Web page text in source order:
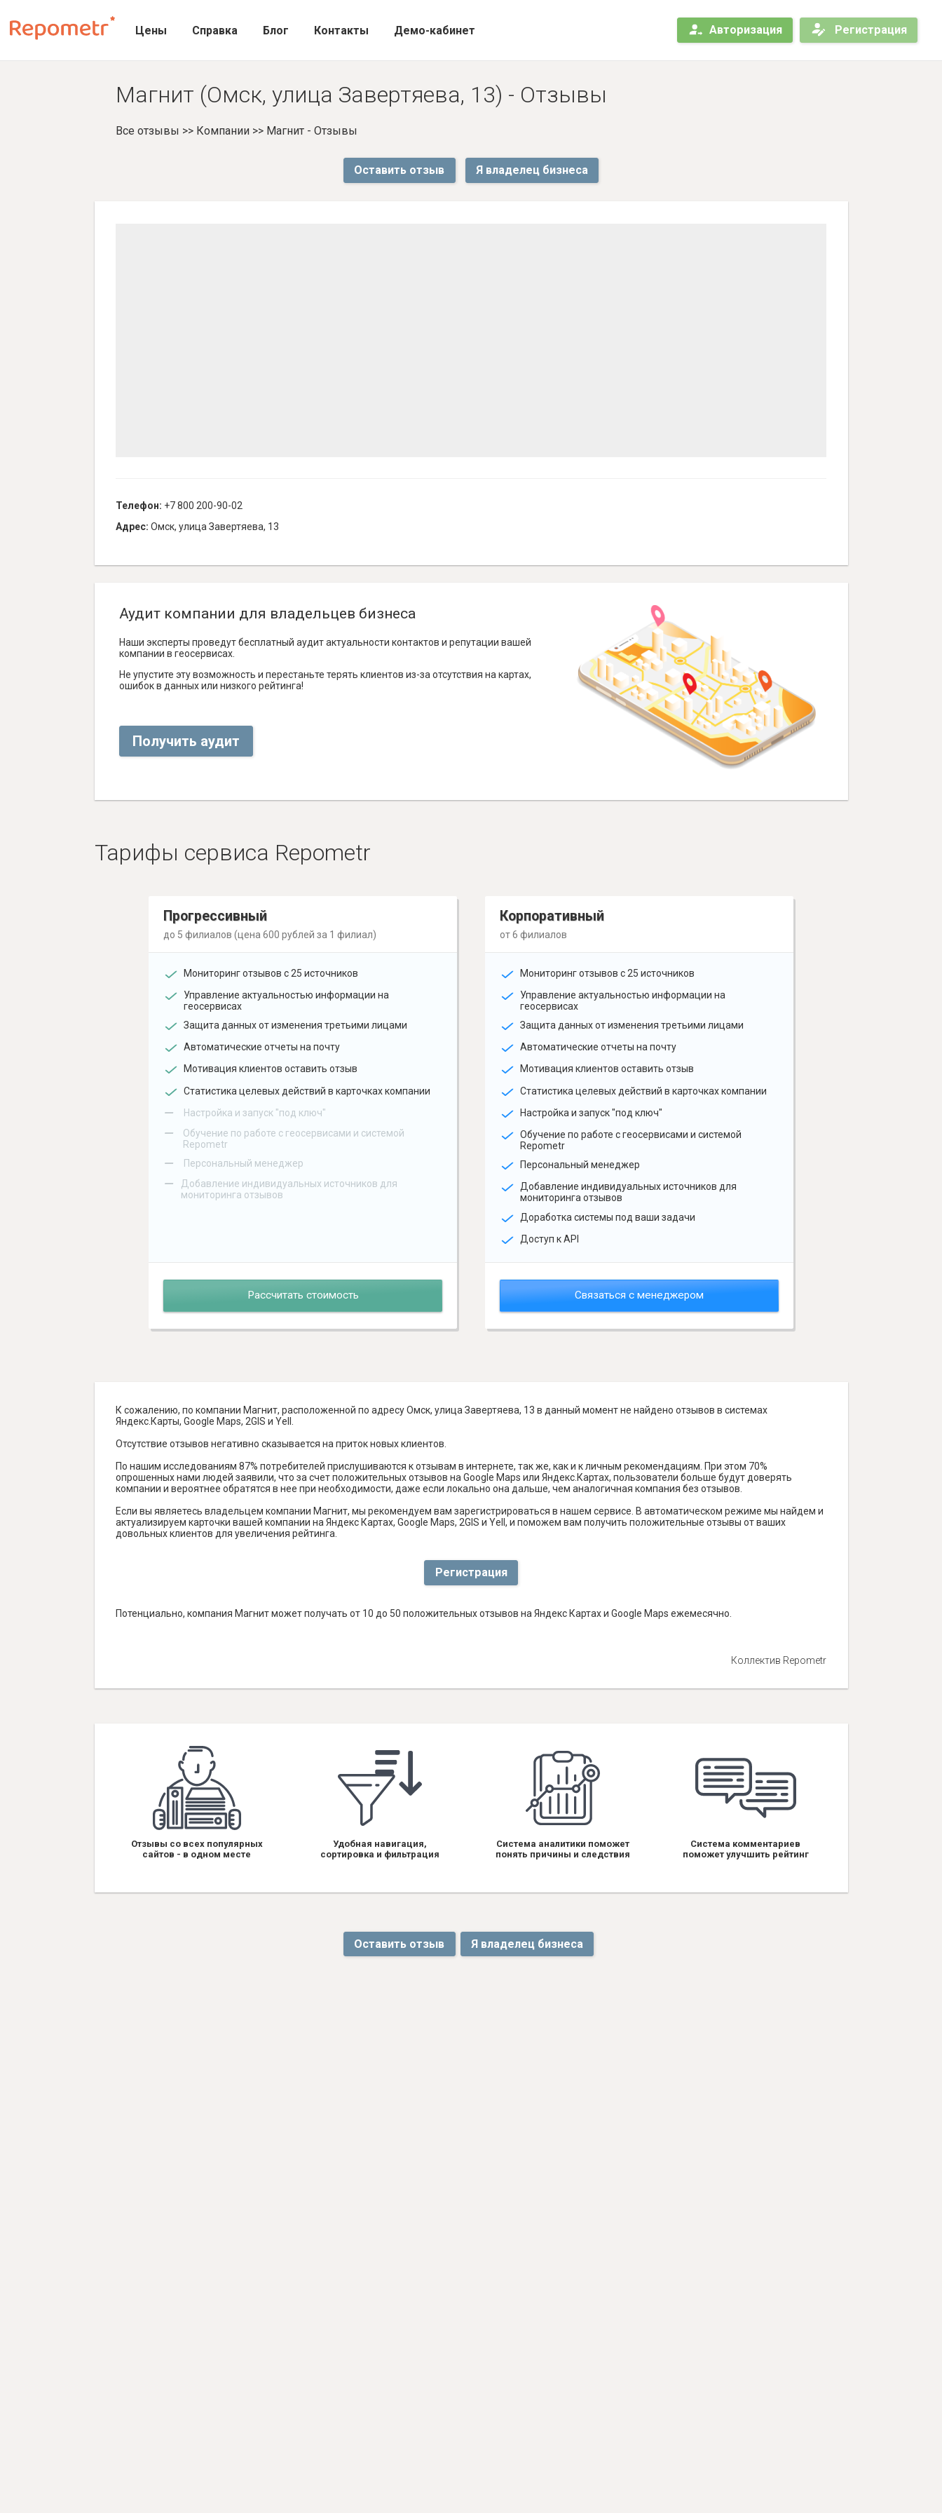
Цены Справка Блог Контакты Демо-кабинет Авторизация Регистрация
Магнит (Омск, улица Завертяева, 13) - Отзывы
Все отзывы >> Компании>> Магнит - Отзывы
Оставить отзыв Я владелец бизнеса
Телефон: +7 800 200-90-02
Адрес: Омск, улица Завертяева, 13
Аудит компании для владельцев бизнеса
Наши эксперты проведут бесплатный аудит актуальности контактов и репутации вашей
компании в геосервисах.
Не упустите эту возможность и перестаньте терять клиентов из-за отсутствия на картах,
ошибок в данных или низкого рейтинга!
Получить аудит
Тарифы сервиса Repometr
Прогрессивный
до 5 филиалов (цена 600 рублей за 1 филиал)
Мониторинг отзывов с 25 источников
Управление актуальностью информации на
геосервисах
Защита данных от изменения третьими лицами
Автоматические отчеты на почту
Мотивация клиентов оставить отзыв
Статистика целевых действий в карточках компании
– Настройка и запуск "под ключ"
–
Обучение по работе с геосервисами и системой
Repometr
– Персональный менеджер
–
Добавление индивидуальных источников для
мониторинга отзывов
Рассчитать стоимость
Корпоративный
от 6 филиалов
Мониторинг отзывов с 25 источников
Управление актуальностью информации на
геосервисах
Защита данных от изменения третьими лицами
Автоматические отчеты на почту
Мотивация клиентов оставить отзыв
Статистика целевых действий в карточках компании
Настройка и запуск "под ключ"
Обучение по работе с геосервисами и системой
Repometr
Персональный менеджер
Добавление индивидуальных источников для
мониторинга отзывов
Доработка системы под ваши задачи
Доступ к API
Связаться с менеджером
К сожалению, по компании Магнит, расположенной по адресу Омск, улица Завертяева, 13 в данный момент не найдено отзывов в системах
Яндекс.Карты, Google Maps, 2GIS и Yell.
Отсутствие отзывов негативно сказывается на приток новых клиентов.
По нашим исследованиям 87% потребителей прислушиваются к отзывам в интернете, так же, как и к личным рекомендациям. При этом 70%
опрошенных нами людей заявили, что за счет положительных отзывов на Google Maps или Яндекс.Картах, пользователи больше будут доверять
компании и вероятнее обратятся в нее при необходимости, даже если локально она дальше, чем аналогичная компания без отзывов.
Если вы являетесь владельцем компании Магнит, мы рекомендуем вам зарегистрироваться в нашем сервисе. В автоматическом режиме мы найдем и
актуализируем карточки вашей компании на Яндекс Картах, Google Maps, 2GIS и Yell, и поможем вам получить положительные отзывы от ваших
довольных клиентов для увеличения рейтинга.
Регистрация
Потенциально, компания Магнит может получать от 10 до 50 положительных отзывов на Яндекс Картах и Google Maps ежемесячно.
Коллектив Repometr
Отзывы со всех популярных
сайтов - в одном месте
Удобная навигация,
сортировка и фильтрация
Система аналитики поможет
понять причины и следствия
Система комментариев
поможет улучшить рейтинг
Оставить отзыв Я владелец бизнеса